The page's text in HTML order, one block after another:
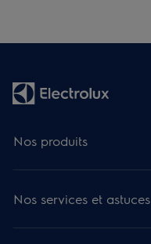
Nos produits
Nos services et astuces